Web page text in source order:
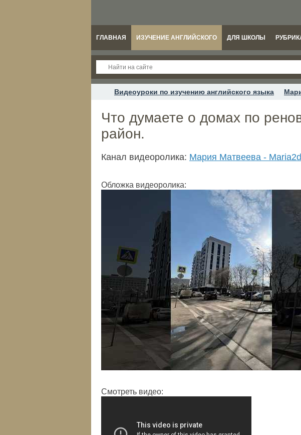
ГЛАВНАЯ ИЗУЧЕНИЕ АНГЛИЙСКОГО ДЛЯ ШКОЛЫ
Видеоуроки по изучению английского языка
Что думаете о домах по
район.
Канал видеоролика: Мария Матвеева -
Обложка видеоролика:
Смотреть видео: